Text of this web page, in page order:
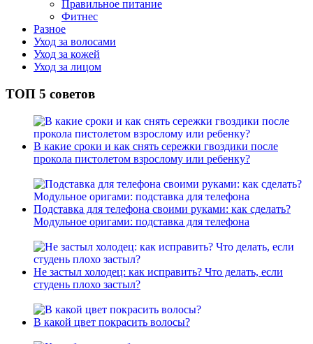
Правильное питание
Фитнес
Разное
Уход за волосами
Уход за кожей
Уход за лицом
ТОП 5 советов
В какие сроки и как снять сережки гвоздики после
прокола пистолетом взрослому или ребенку?
Подставка для телефона своими руками: как сделать?
Модульное оригами: подставка для телефона
Не застыл холодец: как исправить? Что делать, если
студень плохо застыл?
В какой цвет покрасить волосы?